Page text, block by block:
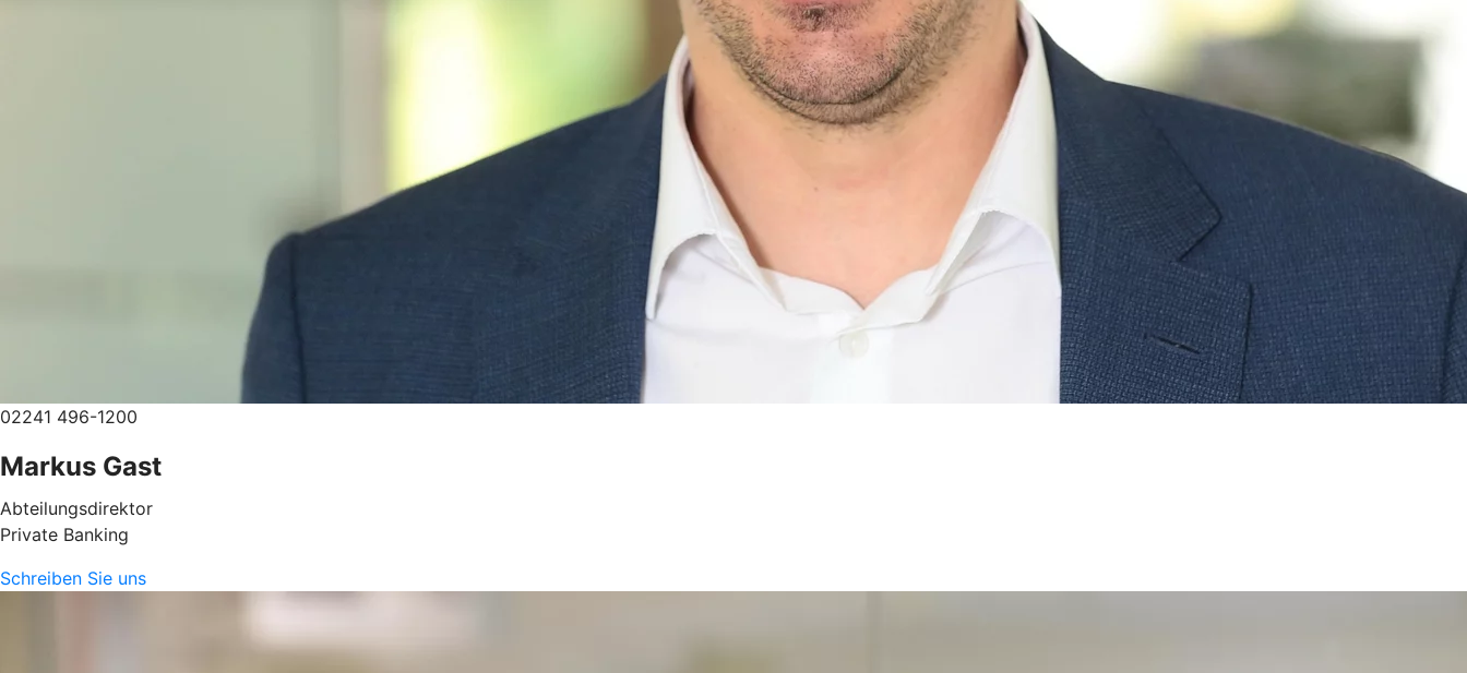
02241 496-1200
Markus Gast
Abteilungsdirektor
Private Banking
Schreiben Sie uns